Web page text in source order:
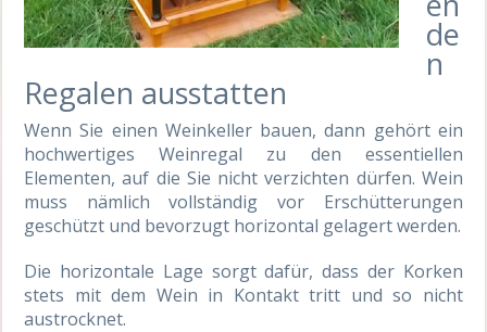
de
n
Regalen ausstatten
Wenn Sie einen Weinkeller bauen, dann gehört ein
hochwertiges Weinregal zu den essentiellen
Elementen, auf die Sie nicht verzichten dürfen. Wein
muss nämlich vollständig vor Erschütterungen
geschützt und bevorzugt horizontal gelagert werden.
Die horizontale Lage sorgt dafür, dass der Korken
stets mit dem Wein in Kontakt tritt und so nicht
austrocknet.